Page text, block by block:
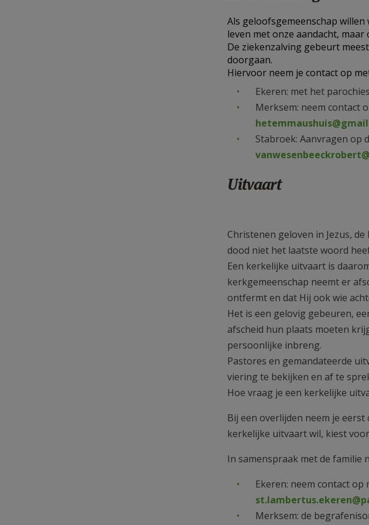
Als geloofsgemeenschap
leven met onze aandacht, maar
De ziekenzalving gebeurt
doorgaan.
Hiervoor neem je contact op
Ekeren: met het
Merksem: neem contact
Stabroek: Aanvragen op
Uitvaart
Christenen geloven in Jezus,
dood niet het laatste woord
Een kerkelijke uitvaart is
kerkgemeenschap neemt er
ontfermt en dat Hij ook wie
Het is een gelovig gebeuren,
afscheid hun plaats moeten
persoonlijke inbreng.
Pastores en gemandateerde
viering te bekijken en af te
Hoe vraag je een kerkelijke
Bij een overlijden neem je
kerkelijke uitvaart wil, kiest
In samenspraak met de familie
Ekeren: neem contact
Merksem: de